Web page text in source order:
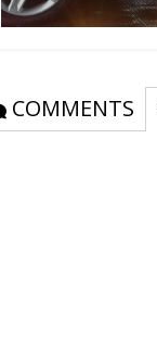
COMMENTS